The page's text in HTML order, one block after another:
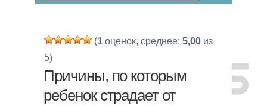
(1 оценок, среднее: 5,00 из
5)
Причины, по которым
ребенок страдает от